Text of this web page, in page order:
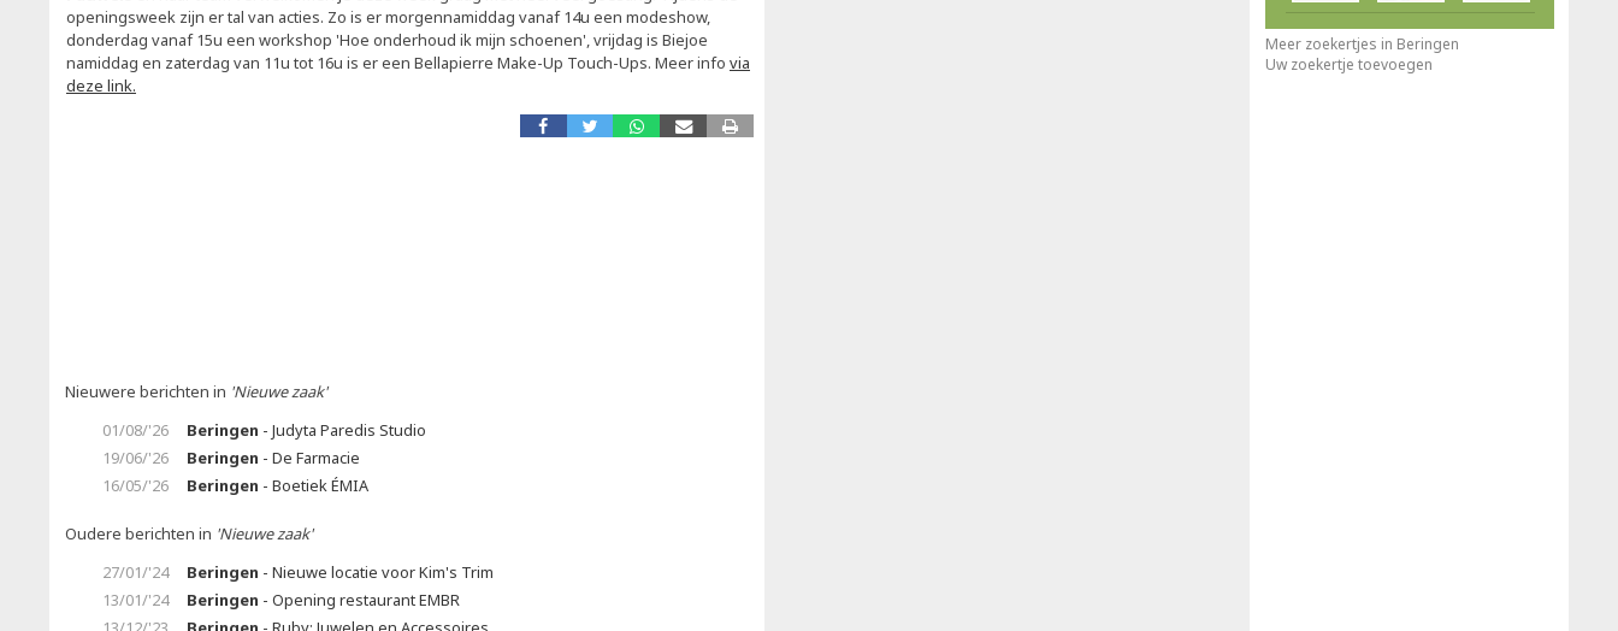
openingsweek zijn er tal van acties. Zo is er morgennamiddag vanaf 14u een modeshow,
donderdag vanaf 15u een workshop 'Hoe onderhoud ik mijn schoenen', vrijdag is Biejoe
namiddag en zaterdag van 11u tot 16u is er een Bellapierre Make-Up Touch-Ups. Meer info via
deze link.
Nieuwere berichten in 'Nieuwe zaak'
01/08/'26
Beringen - Judyta Paredis Studio
19/06/'26
Beringen - De Farmacie
16/05/'26
Beringen - Boetiek ÉMIA
Oudere berichten in 'Nieuwe zaak'
27/01/'24
Beringen - Nieuwe locatie voor Kim's Trim
13/01/'24
Beringen - Opening restaurant EMBR
Meer zoekertjes in Beringen
Uw zoekertje toevoegen